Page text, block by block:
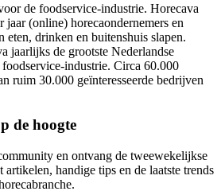
de foodservice-industrie. Horecava
jaar (online) horecaondernemers en
eten, drinken en buitenshuis slapen.
jaarlijks de grootste Nederlandse
industrie. Circa 60.000
ruim 30.000 geïnteresseerde bedrijven
de hoogte
en ontvang de tweewekelijkse
handige tips en de laatste trends